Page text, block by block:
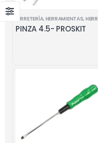
FERRETERÍA, HERRAMIENTAS, HERRAMIENTAS MANUALES
PINZA 4.5- PROSKIT